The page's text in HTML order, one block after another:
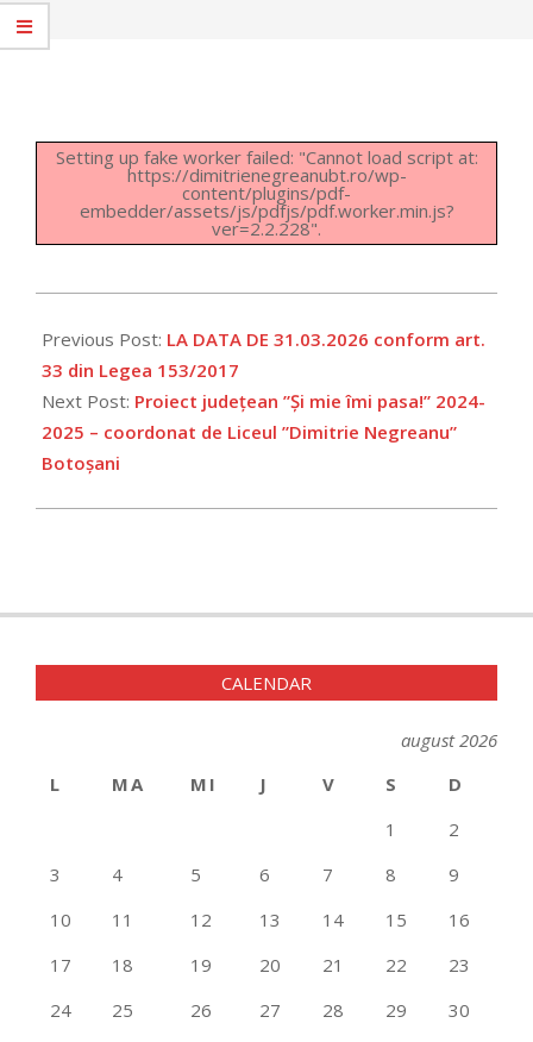
Setting up fake worker failed: "Cannot load script at:
https://dimitrienegreanubt.ro/wp-
content/plugins/pdf-
embedder/assets/js/pdfjs/pdf.worker.min.js?
ver=2.2.228".
05-
08
Previous Post: LA DATA DE 31.03.2026 conform art.
33 din Legea 153/2017
Next Post: Proiect județean ”Și mie îmi pasa!” 2024-
2025 – coordonat de Liceul ”Dimitrie Negreanu”
Botoșani
CALENDAR
august 2026
L
MA MI J V S
D
1
2
3
4 5 6 7 8
9
10
11 12 13 14 15
16
17
18 19 20 21 22
23
24
25 26 27 28 29
30